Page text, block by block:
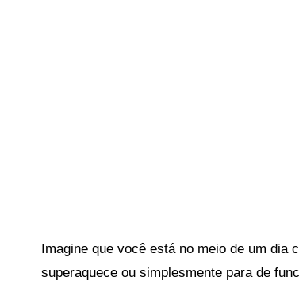
Imagine que você está no meio de um dia
superaquece ou simplesmente para de